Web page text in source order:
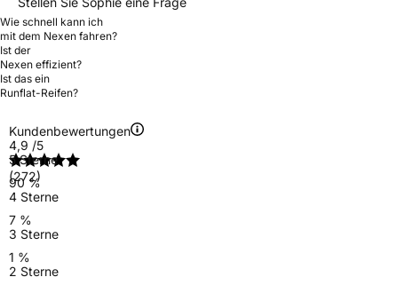
Wie schnell kann ich
mit dem Nexen fahren?
Ist der
Nexen effizient?
Ist das ein
Runflat-Reifen?
Kundenbewertungen
4,9 /5
(272)
5 Sterne
90 %
4 Sterne
7 %
3 Sterne
1 %
2 Sterne